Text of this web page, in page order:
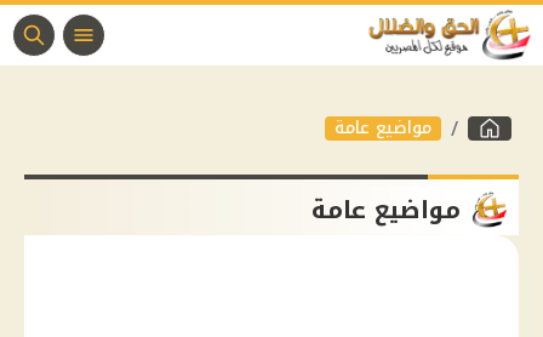
مواضيع عامة
مواضيع عامة